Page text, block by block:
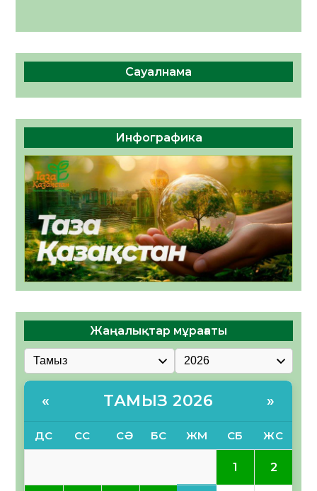
Сауалнама
Инфографика
Жаңалықтар мұрағаты
« ТАМЫЗ 2026 »
ДС СС СӘ БС ЖМ СБ ЖС
1 2